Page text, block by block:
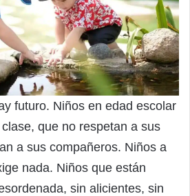
futuro. Niños en edad escolar
que no respetan a sus
a sus compañeros. Niños a
nada. Niños que están
sin alicientes, sin